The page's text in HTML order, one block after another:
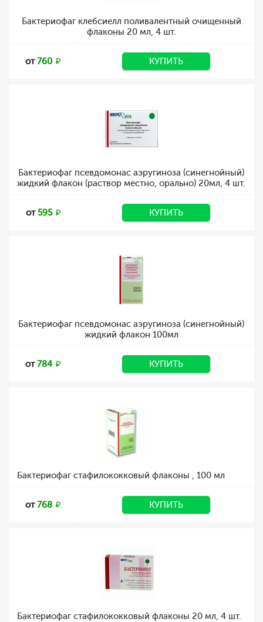
Бактериофаг клебсиелл поливалентный очищенный
флаконы 20 мл, 4 шт.
от760 КУПИТЬ
Бактериофаг псевдомонас аэругиноза (синегнойный)
жидкий флакон (раствор местно, орально) 20мл, 4 шт.
от595 КУПИТЬ
Бактериофаг псевдомонас аэругиноза (синегнойный)
жидкий флакон 100мл
от784 КУПИТЬ
Бактериофаг стафилококковый флаконы , 100 мл
от768 КУПИТЬ
Бактериофаг стафилококковый флаконы 20 мл, 4 шт.